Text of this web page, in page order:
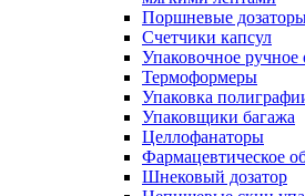
Поршневые
Счетчики капсул
Упаковочное ручное
Термоформеры
Упаковка
Упаковщики багажа
Целлофанаторы
Фармацевтическое
Шнековый дозатор